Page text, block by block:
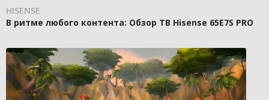
HISENSE
В ритме любого контента: Обзор ТВ Hisense 65E7S PRO